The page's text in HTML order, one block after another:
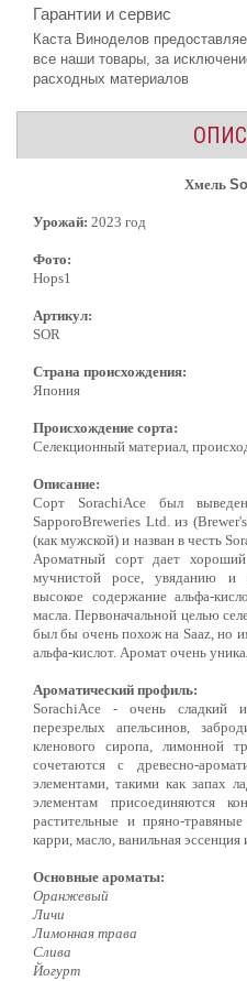
Гарантии и сервис
Каста Виноделов
все наши товары, за
расходных материалов
Хмель
Урожай: 2023 год
Фото:
Hops1
Артикул:
SOR
Страна происхождения:
Япония
Происхождение сорта:
Селекционный материал,
Описание:
Сорт SorachiAce был
SapporoBreweries Ltd. из
(как мужской) и назван в честь
Ароматный сорт дает
мучнистой росе, увяданию и
высокое содержание альфа-
масла. Первоначальной целью
был бы очень похож на Saaz, но
альфа-кислот. Аромат очень
Ароматический профиль:
SorachiAce - очень сладкий
перезрелых апельсинов,
кленового сиропа, лимонной
сочетаются с древесно-
элементами, такими как запах
элементам присоединяются
растительные и пряно-
карри, масло, ванильная эссенция
Основные ароматы:
Оранжевый
Личи
Лимонная трава
Слива
Йогурт